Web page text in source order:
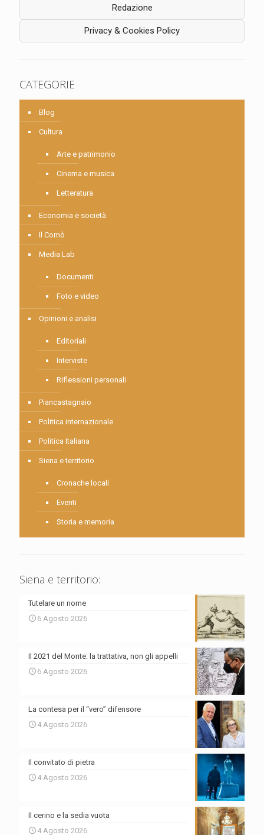
Redazione
Privacy & Cookies Policy
CATEGORIE
Blog
Cultura
Arte e patrimonio
Cinema e musica
Letteratura
Economia e società
Il Comò
Media Lab
Documenti
Foto e video
Opinioni e analisi
Editoriali
Interviste
Riflessioni personali
Piancastagnaio
Politica internazionale
Politica Italiana
Siena e territorio
Cronache locali
Eventi
Storia e memoria
Siena e territorio:
Tutelare un nome
6 Agosto 2026
Il 2021 del Monte: la trattativa, non gli appelli
6 Agosto 2026
La contesa per il “vero” difensore
4 Agosto 2026
Il convitato di pietra
4 Agosto 2026
Il cerino e la sedia vuota
4 Agosto 2026